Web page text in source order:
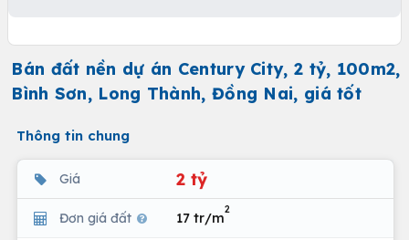
Bán đất nền dự án Century City, 2 tỷ, 100m2,
Bình Sơn, Long Thành, Đồng Nai, giá tốt
Thông tin chung
Giá 2 tỷ
Đơn giá đất 17 tr/m
2